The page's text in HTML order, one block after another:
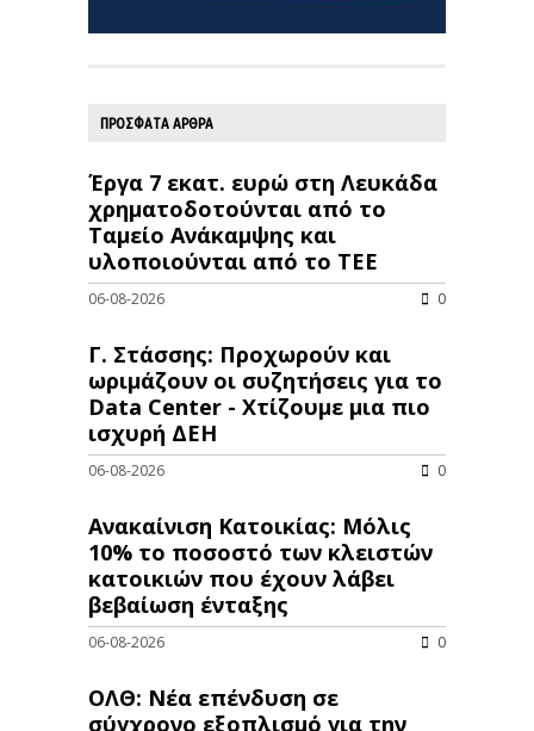
ΠΡΟΣΦΑΤΑ ΑΡΘΡΑ
Έργα 7 εκατ. ευρώ στη Λευκάδα
χρηματοδοτούνται από το
Ταμείο Ανάκαμψης και
υλοποιούνται από το ΤΕΕ
06-08-2026 0
Γ. Στάσσης: Προχωρούν και
ωριμάζουν οι συζητήσεις για το
Data Center - Χτίζουμε μια πιο
ισχυρή ΔΕΗ
06-08-2026 0
Ανακαίνιση Κατοικίας: Μόλις
10% το ποσοστό των κλειστών
κατοικιών που έχουν λάβει
βεβαίωση ένταξης
06-08-2026 0
ΟΛΘ: Νέα επένδυση σε
σύγχρονο εξοπλισμό για την